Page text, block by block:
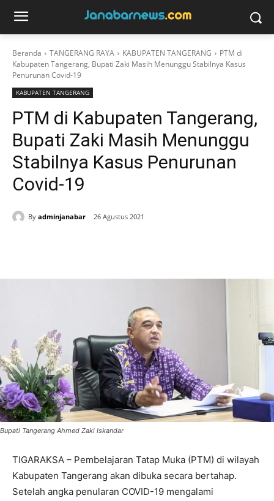
Beranda TANGERANG RAYA KABUPATEN TANGERANG
PTM di
Kabupaten Tangerang, Bupati Zaki Masih Menunggu Stabilnya Kasus
Penurunan Covid-19
KABUPATEN TANGERANG
PTM di Kabupaten Tangerang,
Bupati Zaki Masih Menunggu
Stabilnya Kasus Penurunan
Covid-19
By adminjanabar 26 Agustus 2021
Bupati Tangerang Ahmed Zaki Iskandar
TIGARAKSA – Pembelajaran Tatap Muka (PTM) di wilayah
Kabupaten Tangerang akan dibuka secara bertahap.
Setelah angka penularan COVID-19 mengalami